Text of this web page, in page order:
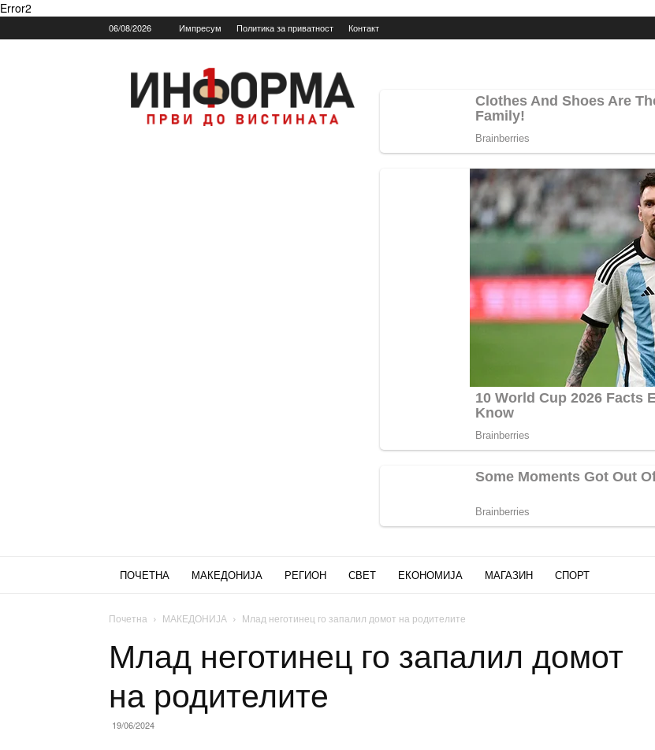
Error2
06/08/2026 Импресум Политика за приватност Контакт
Informa.mk
ПОЧЕТНА МАКЕДОНИЈА РЕГИОН СВЕТ ЕКОНОМИЈА МАГАЗИН СПОРТ
Почетна МАКЕДОНИЈА Млад неготинец го запалил домот на родителите
Млад неготинец го запалил домот
на родителите
19/06/2024